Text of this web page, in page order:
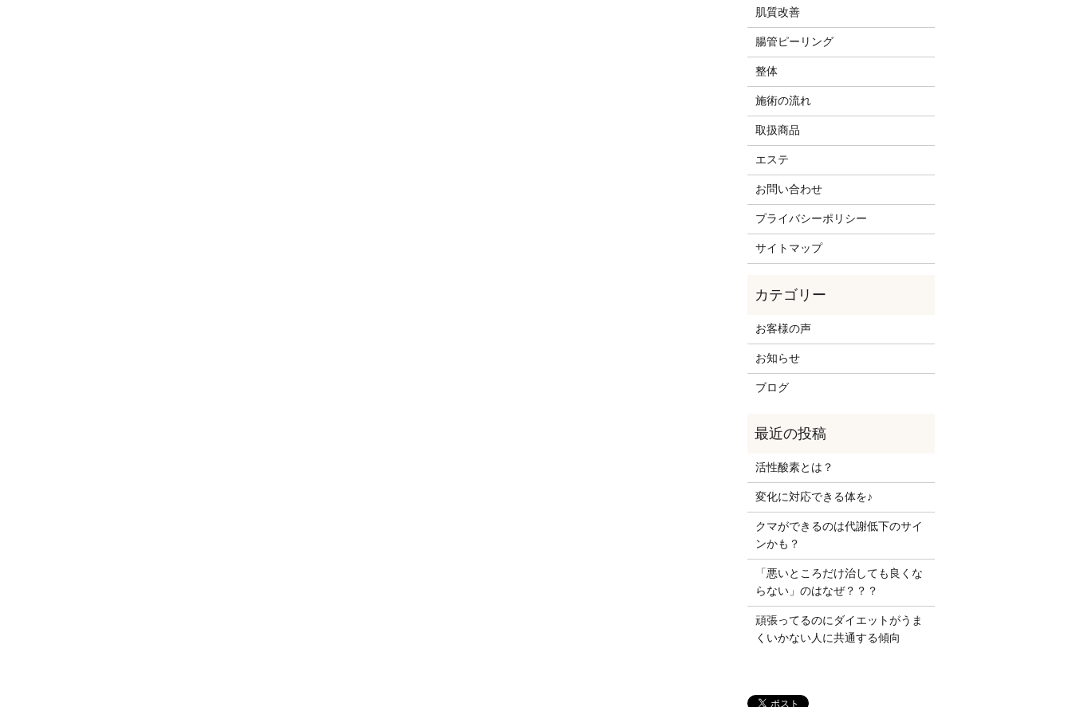
肌質改善
腸管ピーリング
整体
施術の流れ
取扱商品
エステ
お問い合わせ
プライバシーポリシー
サイトマップ
お客様の声
お知らせ
ブログ
活性酸素とは？
変化に対応できる体を♪
クマができるのは代謝低下のサイ
ンかも？
「悪いところだけ治しても良くな
らない」のはなぜ？？？
頑張ってるのにダイエットがうま
くいかない人に共通する傾向